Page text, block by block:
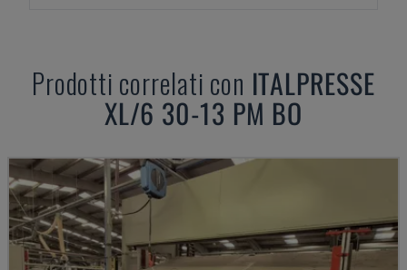
Prodotti correlati con ITALPRESSE
XL/6 30-13 PM BO